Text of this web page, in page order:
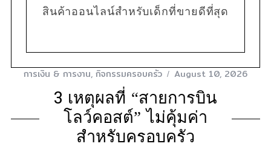
สินค้าออนไลน์สำหรับเด็กที่ขายดีที่สุด
การเงิน & การงาน, กิจกรรมครอบครัว August 10, 2026
3 เหตุผลที่ “สายการบิน
โลว์คอสต์” ไม่คุ้มค่า
สำหรับครอบครัว